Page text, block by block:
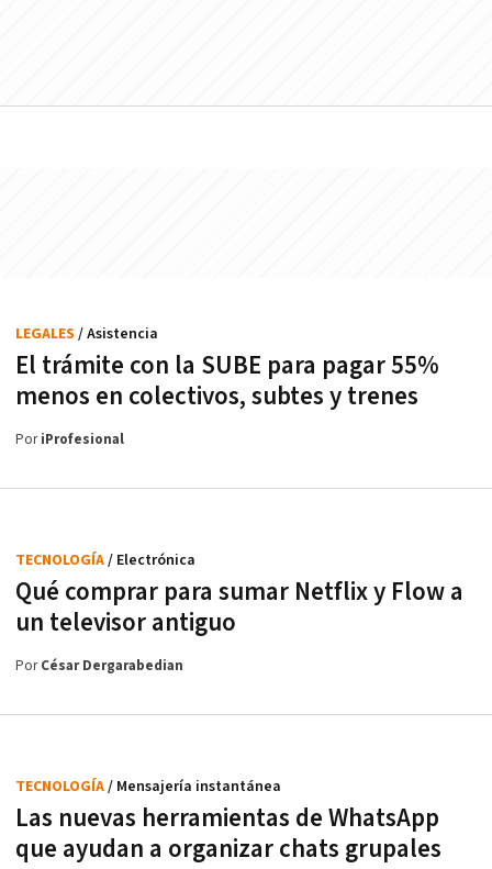
El trámite con la SUBE para pagar 55%
menos en colectivos, subtes y trenes
LEGALES / Asistencia
PoriProfesional
Qué comprar para sumar Netflix y Flow a
un televisor antiguo
TECNOLOGÍA/ Electrónica
PorCésar Dergarabedian
Las nuevas herramientas de WhatsApp
que ayudan a organizar chats grupales
TECNOLOGÍA/ Mensajería instantánea